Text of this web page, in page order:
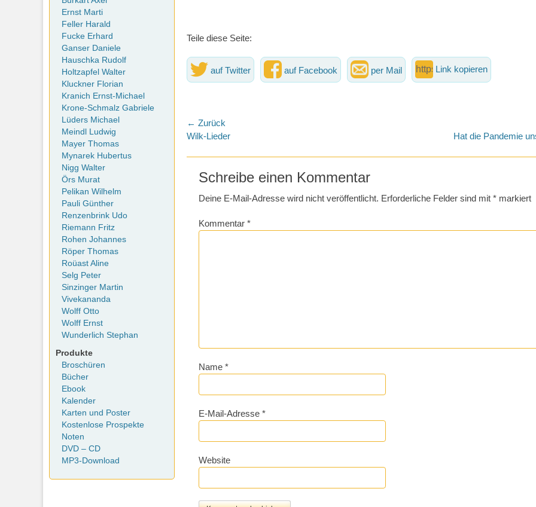
Teile diese Seite:
auf Twitter auf Facebook per Mail Link kopieren
Beitragsnavigation
← Zurück
Vorheriger
Wilk-Lieder Hat die Pandemie
Schreibe einen Kommentar
Deine E-Mail-Adresse wird nicht veröffentlicht. Erforderliche Felder sind mit * markiert
Kommentar *
Name *
E-Mail-Adresse *
Website
Ernst Marti
Feller Harald
Fucke Erhard
Ganser Daniele
Hauschka Rudolf
Holtzapfel Walter
Kluckner Florian
Kranich Ernst-Michael
Krone-Schmalz Gabriele
Lüders Michael
Meindl Ludwig
Mayer Thomas
Mynarek Hubertus
Nigg Walter
Örs Murat
Pelikan Wilhelm
Pauli Günther
Renzenbrink Udo
Riemann Fritz
Rohen Johannes
Röper Thomas
Roüast Aline
Selg Peter
Sinzinger Martin
Vivekananda
Wolff Otto
Wolff Ernst
Wunderlich Stephan
Produkte
Broschüren
Bücher
Ebook
Kalender
Karten und Poster
Kostenlose Prospekte
Noten
DVD – CD
MP3-Download